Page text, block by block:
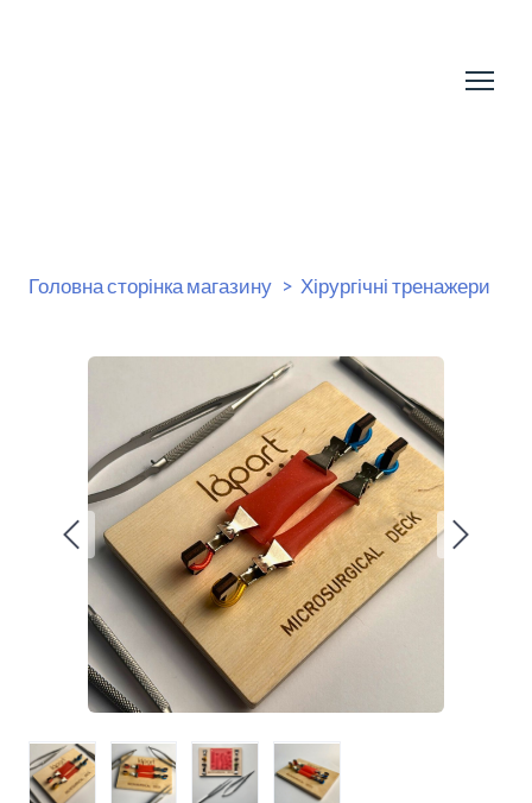
Головна сторінка магазину Хірургічні тренажери